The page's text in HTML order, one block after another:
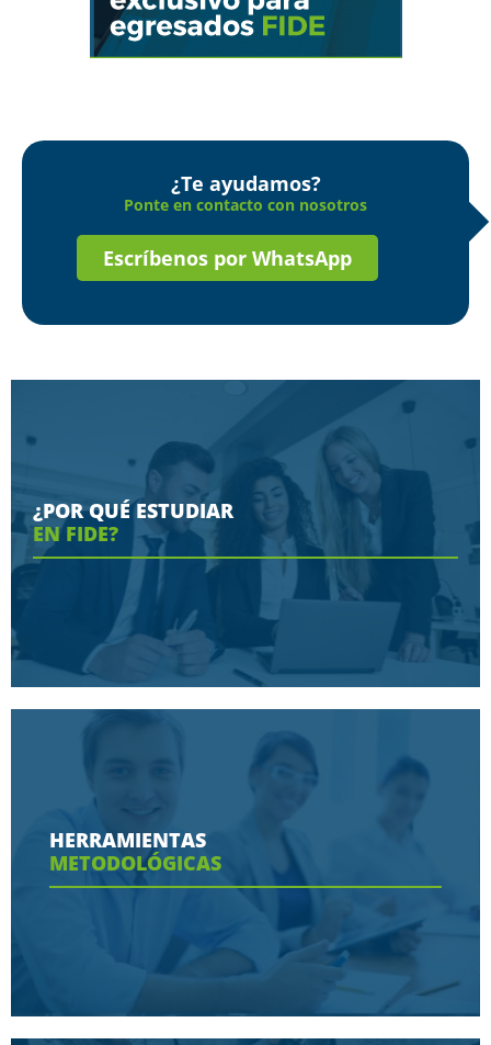
¿Te ayudamos?
Ponte en contacto con nosotros
Escríbenos por WhatsApp
¿POR QUÉ ESTUDIAR
EN FIDE?
Conoce aquí las razones porque nos eligen
Ver más
HERRAMIENTAS
METODOLÓGICAS